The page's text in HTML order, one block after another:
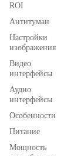
ROI
Антитуман
Настройки
изображения
Видео
интерфейсы
Аудио
интерфейсы
Особенности
Питание
Мощность